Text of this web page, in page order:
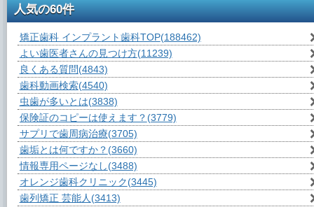
人気の60件
矯正歯科 インプラント歯科TOP(188462)
よい歯医者さんの見つけ方(11239)
良くある質問(4843)
歯科動画検索(4540)
虫歯が多いとは(3838)
保険証のコピーは使えます？ (3779)
サプリで歯周病治療(3705)
歯垢とは何ですか？ (3660)
情報専用ページなし(3488)
オレンジ歯科クリニック(3445)
歯列矯正 芸能人 (3413)